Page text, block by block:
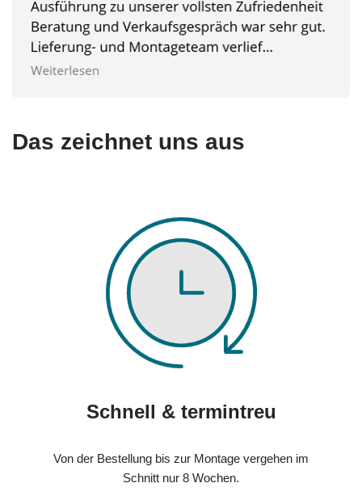
Das zeichnet uns aus
Schnell & termintreu
Von der Bestellung bis zur Montage vergehen im
Schnitt nur 8 Wochen.